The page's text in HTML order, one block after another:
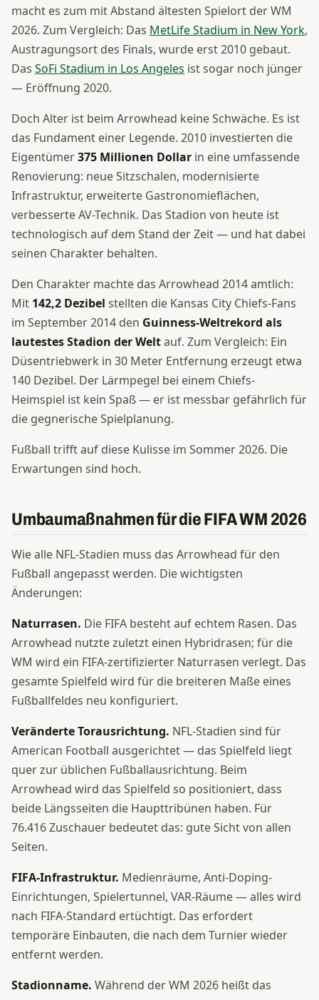
macht es zum mit Abstand ältesten Spielort der WM
2026. Zum Vergleich: Das MetLife Stadium in New York,
Austragungsort des Finals, wurde erst 2010 gebaut.
Das SoFi Stadium in Los Angeles ist sogar noch jünger
— Eröffnung 2020.
Doch Alter ist beim Arrowhead keine Schwäche. Es ist
das Fundament einer Legende. 2010 investierten die
Eigentümer375 Millionen Dollar in eine umfassende
Renovierung: neue Sitzschalen, modernisierte
Infrastruktur, erweiterte Gastronomieflächen,
verbesserte AV-Technik. Das Stadion von heute ist
technologisch auf dem Stand der Zeit — und hat dabei
seinen Charakter behalten.
Den Charakter machte das Arrowhead 2014 amtlich:
Mit 142,2 Dezibel stellten die Kansas City Chiefs-Fans
im September 2014 den Guinness-Weltrekord als
lautestes Stadion der Weltauf. Zum Vergleich: Ein
Düsentriebwerk in 30 Meter Entfernung erzeugt etwa
140 Dezibel. Der Lärmpegel bei einem Chiefs-
Heimspiel ist kein Spaß — er ist messbar gefährlich für
die gegnerische Spielplanung.
Fußball trifft auf diese Kulisse im Sommer 2026. Die
Erwartungen sind hoch.
Umbaumaßnahmen für die FIFA WM 2026
Wie alle NFL-Stadien muss das Arrowhead für den
Fußball angepasst werden. Die wichtigsten
Änderungen:
Naturrasen. Die FIFA besteht auf echtem Rasen. Das
Arrowhead nutzte zuletzt einen Hybridrasen; für die
WM wird ein FIFA-zertifizierter Naturrasen verlegt. Das
gesamte Spielfeld wird für die breiteren Maße eines
Fußballfeldes neu konfiguriert.
Veränderte Torausrichtung. NFL-Stadien sind für
American Football ausgerichtet — das Spielfeld liegt
quer zur üblichen Fußballausrichtung. Beim
Arrowhead wird das Spielfeld so positioniert, dass
beide Längsseiten die Haupttribünen haben. Für
76.416 Zuschauer bedeutet das: gute Sicht von allen
Seiten.
FIFA-Infrastruktur. Medienräume, Anti-Doping-
Einrichtungen, Spielertunnel, VAR-Räume — alles wird
nach FIFA-Standard ertüchtigt. Das erfordert
temporäre Einbauten, die nach dem Turnier wieder
entfernt werden.
Stadionname. Während der WM 2026 heißt das